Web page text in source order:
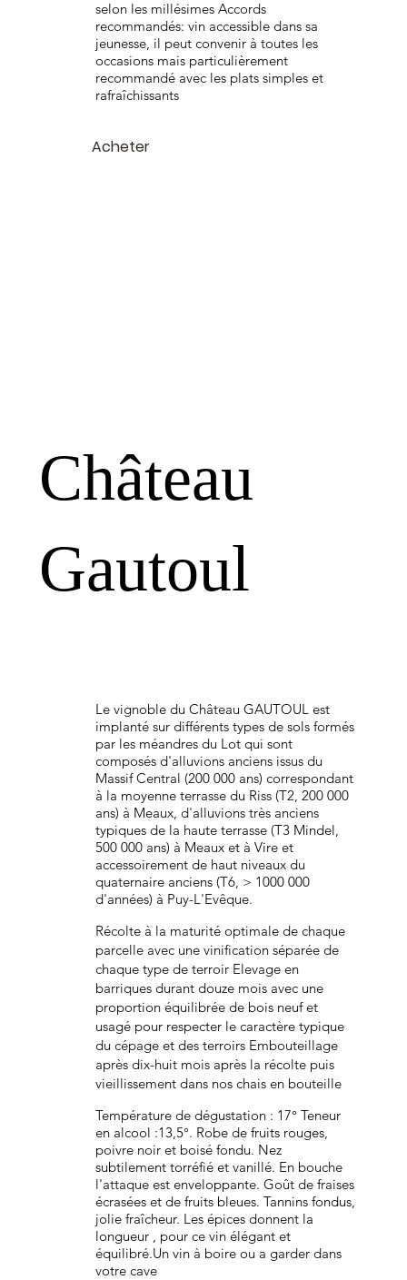
Acheter
selon les millésimes Accords
recommandés: vin accessible dans sa
jeunesse, il peut convenir à toutes les
occasions mais particulièrement
recommandé avec les plats simples et
rafraîchissants
Château
Gautoul
Le vignoble du Château GAUTOUL est
implanté sur différents types de sols formés
par les méandres du Lot qui sont
composés d'alluvions anciens issus du
Massif Central (200 000 ans) correspondant
à la moyenne terrasse du Riss (T2, 200 000
ans) à Meaux, d'alluvions très anciens
typiques de la haute terrasse (T3 Mindel,
500 000 ans) à Meaux et à Vire et
accessoirement de haut niveaux du
quaternaire anciens (T6, > 1000 000
d'années) à Puy-L'Evêque.
Récolte à la maturité optimale de chaque
parcelle avec une vinification séparée de
chaque type de terroir Elevage en
barriques durant douze mois avec une
proportion équilibrée de bois neuf et
usagé pour respecter le caractère typique
du cépage et des terroirs Embouteillage
après dix-huit mois après la récolte puis
vieillissement dans nos chais en bouteille
Température de dégustation : 17° Teneur
en alcool :13,5°. Robe de fruits rouges,
poivre noir et boisé fondu. Nez
subtilement torréfié et vanillé. En bouche
l'attaque est enveloppante. Goût de fraises
écrasées et de fruits bleues. Tannins fondus,
jolie fraîcheur. Les épices donnent la
longueur , pour ce vin élégant et
équilibré.Un vin à boire ou a garder dans
votre cave